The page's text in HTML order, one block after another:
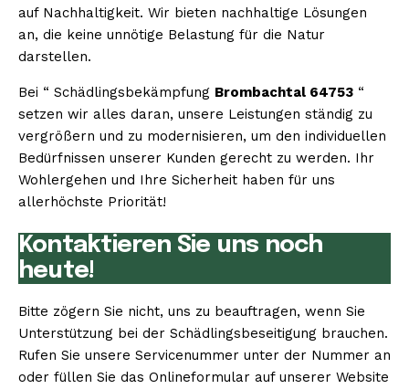
auf Nachhaltigkeit. Wir bieten nachhaltige Lösungen
an, die keine unnötige Belastung für die Natur
darstellen.
Bei “ Schädlingsbekämpfung Brombachtal 64753 “
setzen wir alles daran, unsere Leistungen ständig zu
vergrößern und zu modernisieren, um den individuellen
Bedürfnissen unserer Kunden gerecht zu werden. Ihr
Wohlergehen und Ihre Sicherheit haben für uns
allerhöchste Priorität!
Kontaktieren Sie uns noch
heute!
Bitte zögern Sie nicht, uns zu beauftragen, wenn Sie
Unterstützung bei der Schädlingsbeseitigung brauchen.
Rufen Sie unsere Servicenummer unter der Nummer an
oder füllen Sie das Onlineformular auf unserer Website